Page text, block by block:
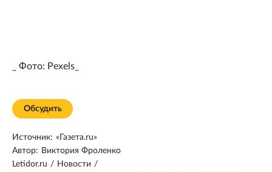
_ Фото: Pexels_
Обсудить
Источник: «Газета.ru»
Автор: Виктория Фроленко
Letidor.ru / Новости /